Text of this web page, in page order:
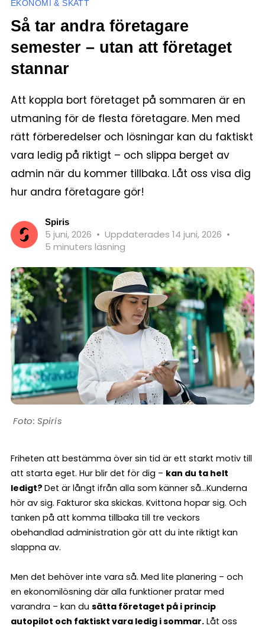
EKONOMI & SKATT
Så tar andra företagare
semester – utan att företaget
stannar
Att koppla bort företaget på sommaren är en
utmaning för de flesta företagare. Men med
rätt förberedelser och lösningar kan du faktiskt
vara ledig på riktigt – och slippa berget av
admin när du kommer tillbaka. Låt oss visa dig
hur andra företagare gör!
Spiris
5 juni, 2026 • Uppdaterades 14 juni, 2026 •
5 minuters läsning
Spiris
Friheten att bestämma över sin tid är ett starkt motiv till
att starta eget. Hur blir det för dig – kan du ta helt
ledigt? Det är långt ifrån alla som känner så…Kunderna
hör av sig. Fakturor ska skickas. Kvittona hopar sig. Och
tanken på att komma tillbaka till tre veckors
obehandlad administration gör att du inte riktigt kan
slappna av.
Men det behöver inte vara så. Med lite planering – och
en ekonomilösning där alla funktioner pratar med
varandra – kan du sätta företaget på i princip
autopilot och faktiskt vara ledig i sommar. Låt oss